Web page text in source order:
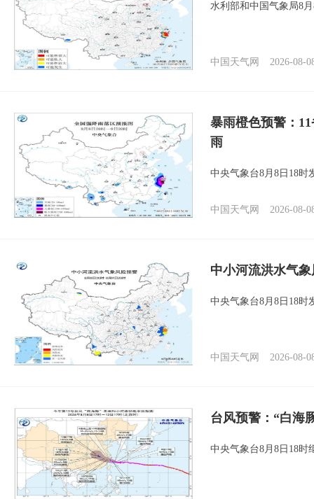
水利部和中国气象局8
中国天气网 2026-08-
暴雨橙色预警：
雨
中央气象台8月8日18时
中国天气网 2026-08-
中小河流洪水气
中央气象台8月8日18时
中国天气网 2026-08-
台风预警：“白海
中央气象台8月8日18时